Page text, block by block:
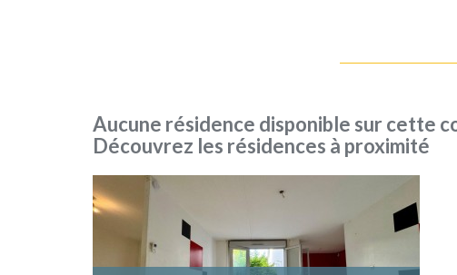
Aucune résidence disponible sur cette
Découvrez les résidences à proximité